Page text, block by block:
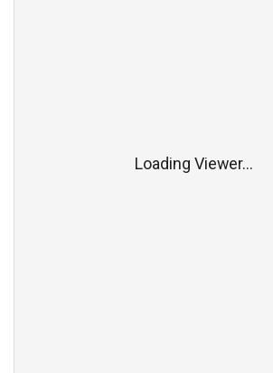
Loading Viewer...